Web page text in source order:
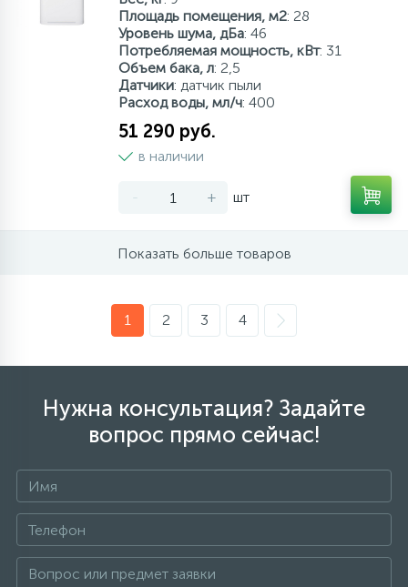
Площадь помещения, м2: 28
Уровень шума, дБа: 46
Потребляемая мощность, кВт: 31
Объем бака, л: 2,5
Датчики: датчик пыли
Расход воды, мл/ч: 400
51 290 руб.
в наличии
- + шт
Показать больше товаров
1 2 3 4
Нужна консультация? Задайте
вопрос прямо сейчас!